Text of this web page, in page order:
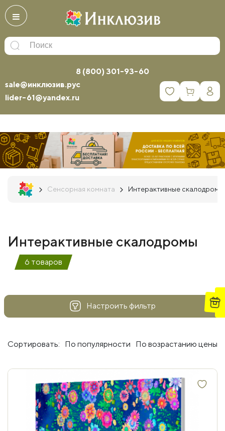
8 (800) 301-93-60
sale@инклюзив.рус
lider-61@yandex.ru
0
Сенсорная комната Интерактивные скалодромы
Интерактивные скалодромы
6 товаров
Настроить фильтр
Сортировать: По популярности По возрастанию цены